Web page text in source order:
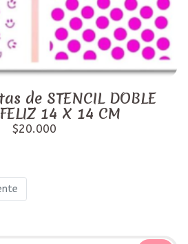
de STENCIL DOBLE
14 X 14 CM
$20.000